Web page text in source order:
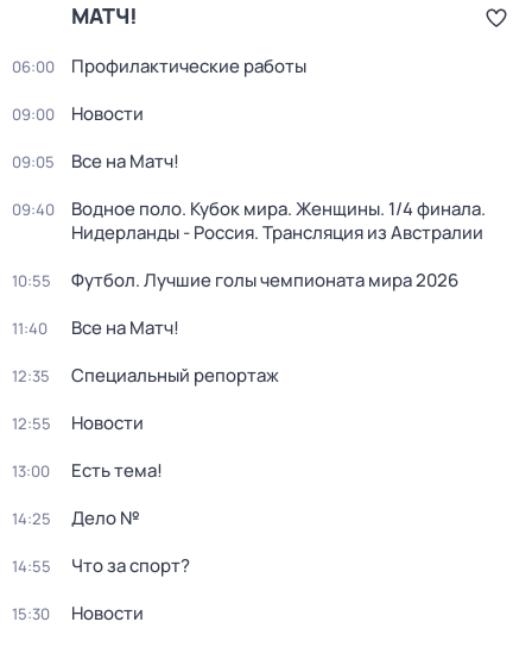
МАТЧ!
06:00 Профилактические работы
09:00 Новости
09:05 Все на Матч!
09:40
Водное поло. Кубок мира. Женщины. 1/4 финала.
Нидерланды - Россия. Трансляция из Австралии
10:55 Футбол. Лучшие голы чемпионата мира 2026
11:40 Все на Матч!
12:35 Специальный репортаж
12:55 Новости
13:00 Есть тема!
14:25 Дело №
14:55 Что за спорт?
15:30 Новости